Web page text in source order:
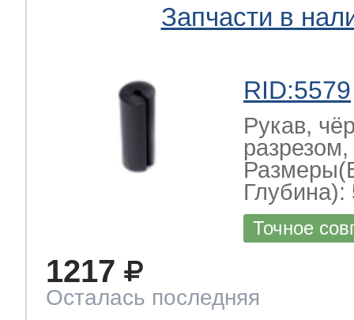
Запчасти в
RID:5579
Рукав,
Глубина):
Точное
1217
Осталась последняя